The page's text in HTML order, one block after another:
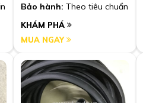
Bảo hành: Theo tiêu chuẩn
KHÁM PHÁ
MUA NGAY